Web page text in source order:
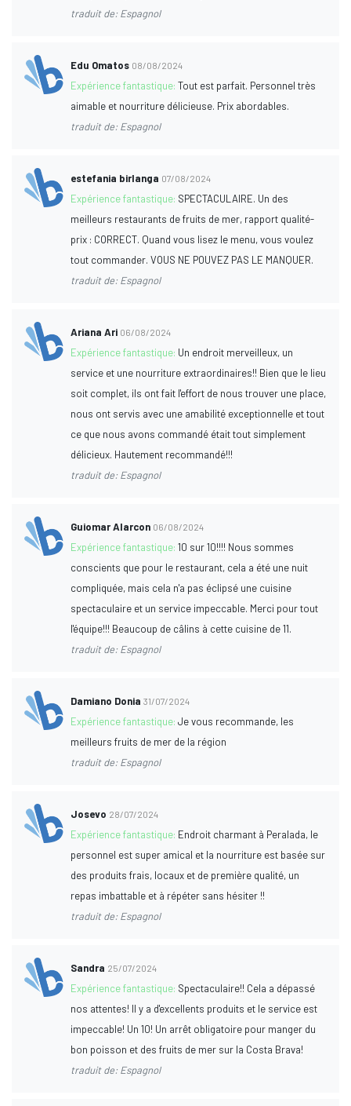
traduit de: Espagnol
Edu Omatos 08/08/2024
Expérience fantastique:Tout est parfait. Personnel très
aimable et nourriture délicieuse. Prix abordables.
traduit de: Espagnol
estefania birlanga 07/08/2024
Expérience fantastique: SPECTACULAIRE. Un des
meilleurs restaurants de fruits de mer, rapport qualité-
prix : CORRECT. Quand vous lisez le menu, vous voulez
tout commander. VOUS NE POUVEZ PAS LE MANQUER.
traduit de: Espagnol
Ariana Ari 06/08/2024
Expérience fantastique: Un endroit merveilleux, un
service et une nourriture extraordinaires!! Bien que le lieu
soit complet, ils ont fait l'effort de nous trouver une place,
nous ont servis avec une amabilité exceptionnelle et tout
ce que nous avons commandé était tout simplement
délicieux. Hautement recommandé!!!
traduit de: Espagnol
Guiomar Alarcon 06/08/2024
Expérience fantastique:10 sur 10!!!! Nous sommes
conscients que pour le restaurant, cela a été une nuit
compliquée, mais cela n'a pas éclipsé une cuisine
spectaculaire et un service impeccable. Merci pour tout
l'équipe!!! Beaucoup de câlins à cette cuisine de 11.
traduit de: Espagnol
Damiano Donia 31/07/2024
Expérience fantastique:Je vous recommande, les
meilleurs fruits de mer de la région
traduit de: Espagnol
Josevo 28/07/2024
Expérience fantastique: Endroit charmant à Peralada, le
personnel est super amical et la nourriture est basée sur
des produits frais, locaux et de première qualité, un
repas imbattable et à répéter sans hésiter !!
traduit de: Espagnol
Sandra 25/07/2024
Expérience fantastique: Spectaculaire!! Cela a dépassé
nos attentes! Il y a d'excellents produits et le service est
impeccable! Un 10! Un arrêt obligatoire pour manger du
bon poisson et des fruits de mer sur la Costa Brava!
traduit de: Espagnol